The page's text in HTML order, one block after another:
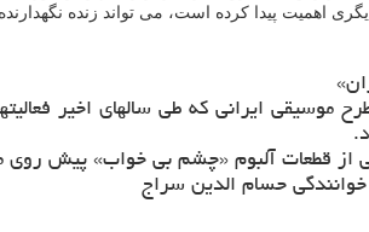
اهمیت پیدا کرده است، می تواند زنده
از قطعات آلبوم «چشم بی خواب» پیش روی
حسام الدین سراج